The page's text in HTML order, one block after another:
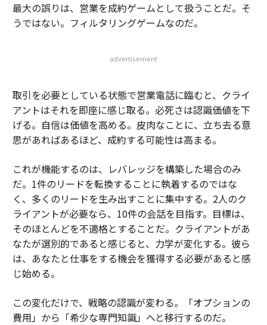
最大の誤りは、営業を成約ゲームとして扱うことだ。そ
うではない。フィルタリングゲームなのだ。
advertisement
取引を必要としている状態で営業電話に臨むと、クライ
アントはそれを即座に感じ取る。必死さは認識価値を下
げる。自信は価値を高める。皮肉なことに、立ち去る意
思があればあるほど、成約する可能性は高まる。
これが機能するのは、レバレッジを構築した場合のみ
だ。1件のリードを転換することに執着するのではな
く、多くのリードを生み出すことに集中する。2人のク
ライアントが必要なら、10件の会話を目指す。目標は、
そのほとんどを不適格とすることだ。クライアントがあ
なたが選別的であると感じると、力学が変化する。彼ら
は、あなたと仕事をする機会を獲得する必要があると感
じ始める。
この変化だけで、戦略の認識が変わる。「オプションの
費用」から「希少な専門知識」へと移行するのだ。